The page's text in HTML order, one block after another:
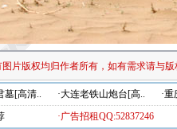
图片版权均归作者所有，如有需求请与
墓[高清.. ·大连老铁山炮台[高..
·
·广告招租QQ:52837246